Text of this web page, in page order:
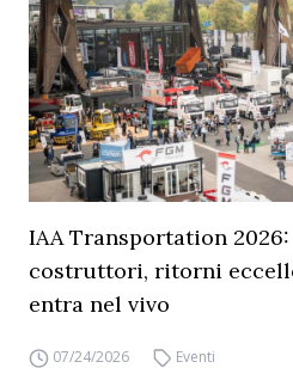
IAA Transportation
costruttori, ritorni
entra nel vivo
07/24/2026 Eventi